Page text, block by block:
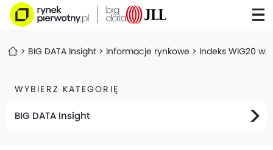
BIG DATA Insight Informacje rynkowe Indeks WIG20
WYBIERZ KATEGORIĘ
BIG DATA Insight